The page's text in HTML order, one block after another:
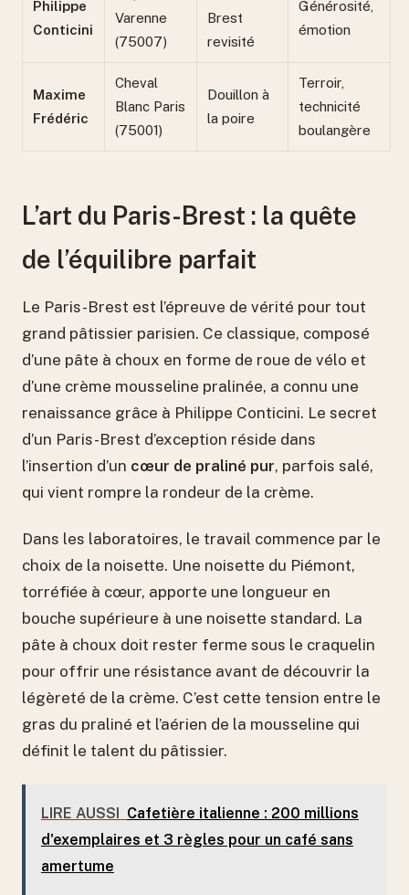
Philippe
Conticini
Varenne
(75007)
Brest
revisité
Générosité,
émotion
Maxime
Frédéric
Cheval
Blanc Paris
(75001)
Douillon à
la poire
Terroir,
technicité
boulangère
L’art du Paris-Brest : la quête
de l’équilibre parfait
Le Paris-Brest est l’épreuve de vérité pour tout
grand pâtissier parisien. Ce classique, composé
d’une pâte à choux en forme de roue de vélo et
d’une crème mousseline pralinée, a connu une
renaissance grâce à Philippe Conticini. Le secret
d’un Paris-Brest d’exception réside dans
l’insertion d’un cœur de praliné pur, parfois salé,
qui vient rompre la rondeur de la crème.
Dans les laboratoires, le travail commence par le
choix de la noisette. Une noisette du Piémont,
torréfiée à cœur, apporte une longueur en
bouche supérieure à une noisette standard. La
pâte à choux doit rester ferme sous le craquelin
pour offrir une résistance avant de découvrir la
légèreté de la crème. C’est cette tension entre le
gras du praliné et l’aérien de la mousseline qui
définit le talent du pâtissier.
LIRE AUSSI Cafetière italienne : 200 millions
d'exemplaires et 3 règles pour un café sans
amertume